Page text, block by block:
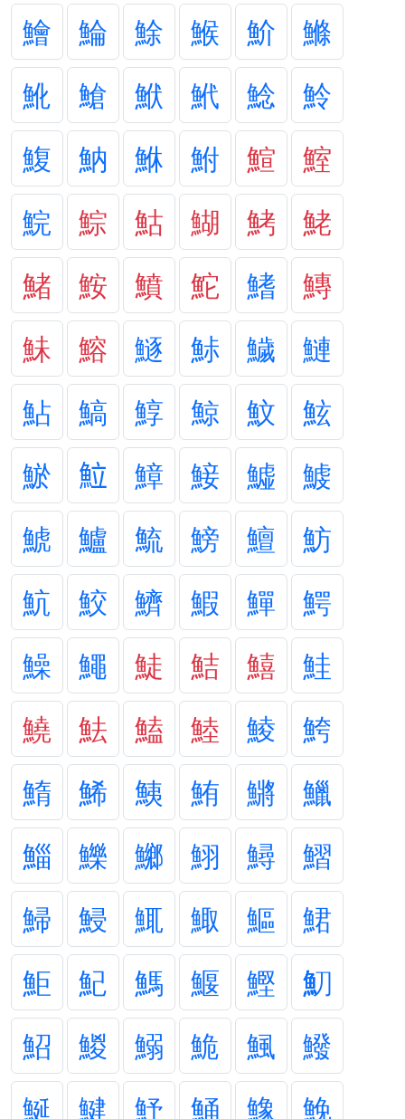
鱠
鯩 鮽 鯸 魪
鰷
魤
䱽 鮲 鮘 鯰
魿
鰒
魶 鮴 鮒 鰚
鰘
鯇
鯮 鮕 鰗 鮳
鮱
鯺
鮟 鱝 鮀 鰭
鱄
鮇
鰫 鱁 鮛 鱥
鰱
鮎
鰝 鯙 鯨 魰
鮌
鯲
𩶘 鱆 鯜 鱋
鰬
鯱
鱸 鯍 鰟 鱣
魴
魧
鮫 鱭 鰕 鱓
鰐
鱢
鱦 鯐 鮚 鱚
鮭
鱙
魼 鰪 鯥 鯪
鮬
鰖
鯑 鮧 鮪 鱂
鱲
鯔
鱳 鱜 鮙 鱘
鰼
鯞
鮼 鮿 鯫 鰸
鮶
鮔
魢 鰢 鰋 鰹
魛
鮉
鯼 鰯 鮠 鯴
鱍
鯅
鰎 魣 鯒 鱌 鮸